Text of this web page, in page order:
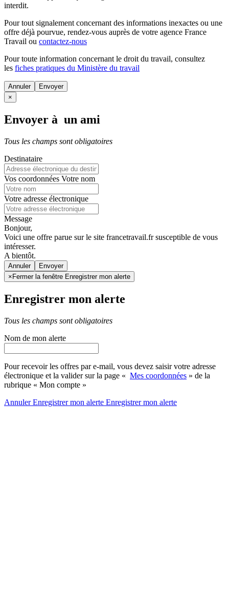
interdit.
Pour tout signalement concernant des informations inexactes ou une
offre déjà pourvue, rendez-vous auprès de votre agence France
Travail ou contactez-nous
Pour toute information concernant le droit du travail, consultez
les fiches pratiques du Ministère du travail
Annuler
×
Envoyer à un ami
Tous les champs sont obligatoires
Destinataire
Vos coordonnées Votre nom
Votre adresse électronique
Message
Bonjour,
Voici une offre parue sur le site francetravail.fr susceptible de vous
intéresser.
A bientôt.
Annuler
× Fermer la fenêtre Enregistrer mon alerte
Enregistrer mon alerte
Tous les champs sont obligatoires
Nom de mon alerte
Pour recevoir les offres par e-mail, vous devez saisir votre adresse
électronique et la valider sur la page « Mes coordonnées » de la
rubrique « Mon compte »
AnnulerEnregistrer mon alerte Enregistrermon alerte